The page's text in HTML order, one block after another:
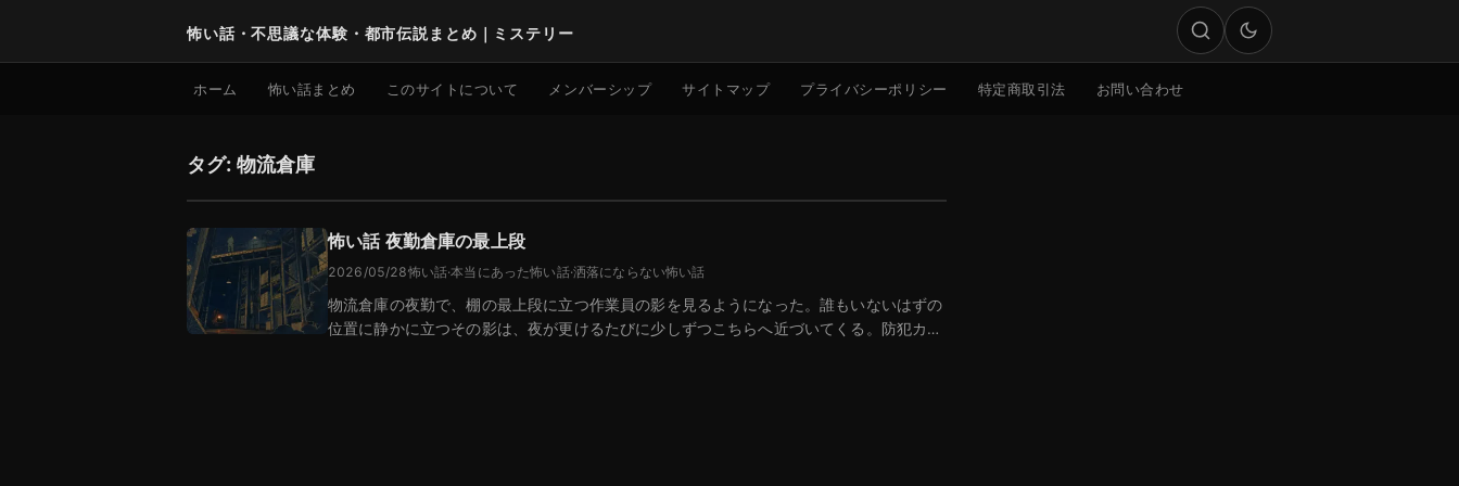
怖い話・不思議な体験・都市伝説まとめ｜ミステリー
ホーム 怖い話まとめ このサイトについて メンバーシップ サイトマップ プライバシーポリシー 特定商取引法 お問い合わせ
タグ: 物流倉庫
怖い話 夜勤倉庫の最上段
2026/05/28怖い話·本当にあった怖い話·洒落にならない怖い話
物流倉庫の夜勤で、棚の最上段に立つ作業員の影を見るようになった。誰もいないはずの
位置に静かに立つその影は、夜が更けるたびに少しずつこちらへ近づいてくる。防犯カ